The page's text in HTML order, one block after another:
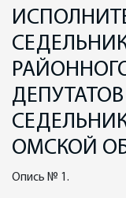
ОМСКОЙ
Опись № 1.